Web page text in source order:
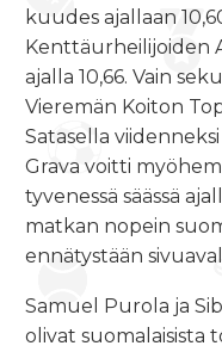
kuudes ajallaan
Kenttäurheilijoiden
ajalla 10,66. Vain
Vieremän Koiton
Satasella
Grava voitti
tyvenessä säässä
matkan nopein
ennätystään
Samuel Purola ja
olivat suomalaisista